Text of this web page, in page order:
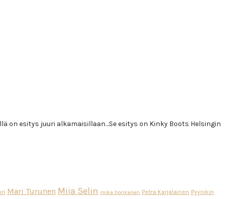
on esitys juuri alkamaisillaan…Se esitys on Kinky Boots Helsingin
Mari Turunen Miia Selin mika honkanen Petra Karjalainen Pyynikin